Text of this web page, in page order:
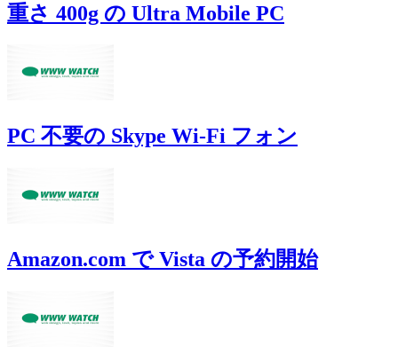
重さ 400g の Ultra Mobile PC
PC 不要の Skype Wi-Fi フォン
Amazon.com で Vista の予約開始